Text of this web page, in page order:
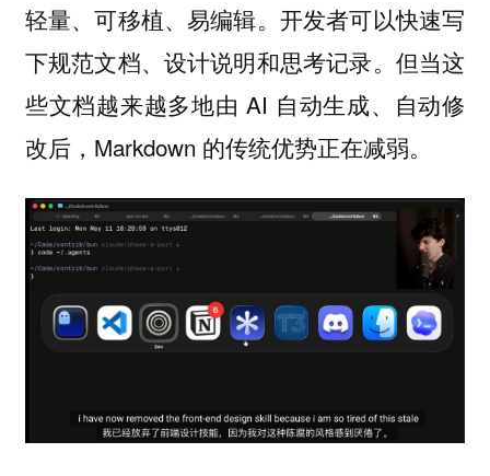
轻量、可移植、易编辑。开发者可以快速写
下规范文档、设计说明和思考记录。但当这
些文档越来越多地由 AI 自动生成、自动修
改后，Markdown 的传统优势正在减弱。